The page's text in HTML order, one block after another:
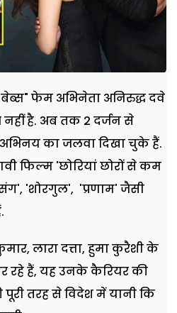
बेब्स" फेम अभिनेता अनिरुद्ध दवे
है. अब तक 2 दर्जन से
का जलवा दिखा चुके हैं.
फिल्म 'छोरियां छोरों से कम
'शोरगुल', 'प्रणाम' जैसी
लारा दत्ता, हुमा कुरैशी के
रहे हैं, यह उनके कैरियर की
तरह से विदेश में यानी कि